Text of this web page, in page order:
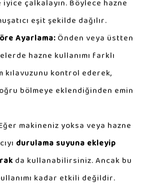
çalkalayın. Böylece hazne
eşit şekilde dağılır.
Ayarlama:Önden veya üstten
hazne kullanımı farklı
kılavuzunu kontrol ederek,
bölmeye eklendiğinden emin
makineniz yoksa veya hazne
durulama suyuna ekleyip
da kullanabilirsiniz. Ancak bu
kadar etkili değildir.